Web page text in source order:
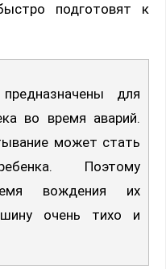
подготовят к
во время аварий.
может стать
Поэтому
вождения их
очень тихо и